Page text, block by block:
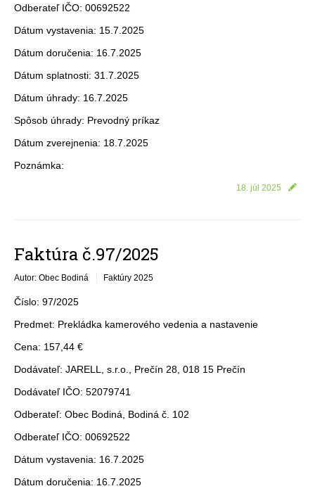
Odberateľ IČO: 00692522
Dátum vystavenia: 15.7.2025
Dátum doručenia: 16.7.2025
Dátum splatnosti: 31.7.2025
Dátum úhrady: 16.7.2025
Spôsob úhrady: Prevodný príkaz
Dátum zverejnenia: 18.7.2025
Poznámka:
18. júl 2025
Faktúra č.97/2025
Autor: Obec Bodiná Faktúry 2025
Číslo: 97/2025
Predmet: Prekládka kamerového vedenia a nastavenie
Cena: 157,44 €
Dodávateľ: JARELL, s.r.o., Prečín 28, 018 15 Prečín
Dodávateľ IČO: 52079741
Odberateľ: Obec Bodiná, Bodiná č. 102
Odberateľ IČO: 00692522
Dátum vystavenia: 16.7.2025
Dátum doručenia: 16.7.2025